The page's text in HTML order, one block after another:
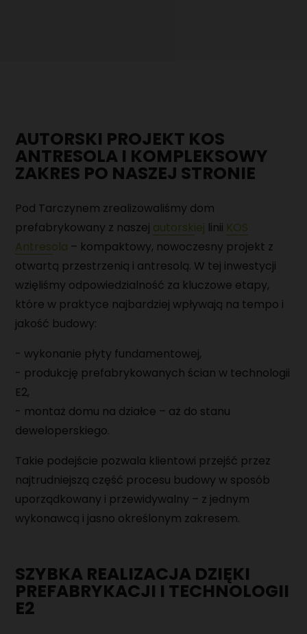
DACHY
KARIERA
SPECJALISTA/KA DS. SPRZEDAŻY DOMÓW
PREFABRYKOWANYCH
EKIPY BUDOWLANE DO MONTAŻU DOMÓW
PREFABRYKOWANYCH
EKIPY DO WYKONYWANIA PŁYT FUNDAMENTOWYCH
OPERATOR CNC - OBRÓBKA DREWNA
MAGAZYNIER
PRACOWNIK PRODUKCJI
MONTER URZĄDZEŃ MECHANICZNYCH
KONTAKT
AUTORSKI PROJEKT KOS
ANTRESOLA I KOMPLEKSOWY
ZAKRES PO NASZEJ STRONIE
Pod Tarczynem zrealizowaliśmy dom
prefabrykowany z naszej autorskiej linii KOS
Antresola – kompaktowy, nowoczesny projekt z
otwartą przestrzenią i antresolą. W tej inwestycji
wzięliśmy odpowiedzialność za kluczowe etapy,
które w praktyce najbardziej wpływają na tempo i
jakość budowy:
- wykonanie płyty fundamentowej,
- produkcję prefabrykowanych ścian w technologii
E2,
- montaż domu na działce – aż do stanu
deweloperskiego.
Takie podejście pozwala klientowi przejść przez
najtrudniejszą część procesu budowy w sposób
uporządkowany i przewidywalny – z jednym
wykonawcą i jasno określonym zakresem.
SZYBKA REALIZACJA DZIĘKI
PREFABRYKACJI I TECHNOLOGII
E2